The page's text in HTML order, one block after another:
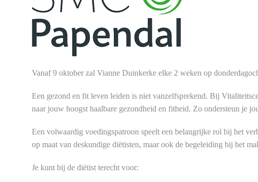
Vanaf 9 oktober zal Vianne Duinkerke elke 2 weken op
Een gezond en fit leven leiden is niet vanzelfsprekend. Bij
naar jouw hoogst haalbare gezondheid en fitheid. Zo ondersteun je
Een volwaardig voedingspatroon speelt een belangrijke rol bij het
op maat van deskundige diëtisten, maar ook de begeleiding bij het
Je kunt bij de diëtist terecht voor: